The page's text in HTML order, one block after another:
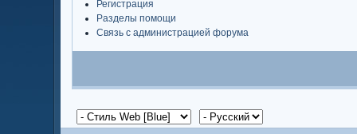
Регистрация
Разделы помощи
Связь с администрацией форума